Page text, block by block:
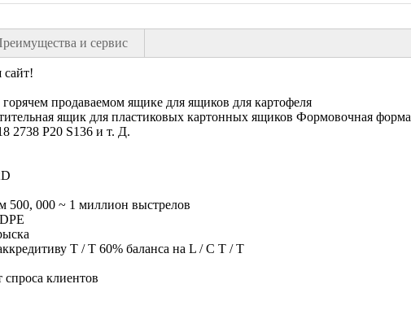
и сервис
сайт!
продаваемом ящике для ящиков для картофеля
ящик для пластиковых картонных ящиков Формовочная форма
2738 P20 S136 и т. Д.
500, 000 ~ 1 миллион выстрелов
T / T 60% баланса на L / C T / T
клиентов